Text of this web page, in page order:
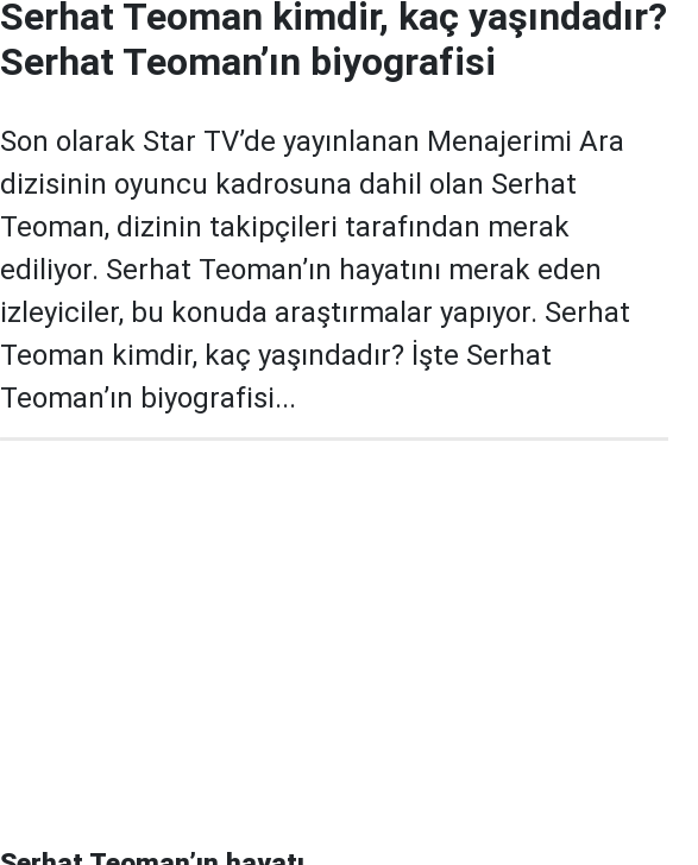
Serhat Teoman kimdir, kaç yaşındadır?
Serhat Teoman’ın biyografisi
Son olarak Star TV’de yayınlanan Menajerimi Ara
dizisinin oyuncu kadrosuna dahil olan Serhat
Teoman, dizinin takipçileri tarafından merak
ediliyor. Serhat Teoman’ın hayatını merak eden
izleyiciler, bu konuda araştırmalar yapıyor. Serhat
Teoman kimdir, kaç yaşındadır? İşte Serhat
Teoman’ın biyografisi...